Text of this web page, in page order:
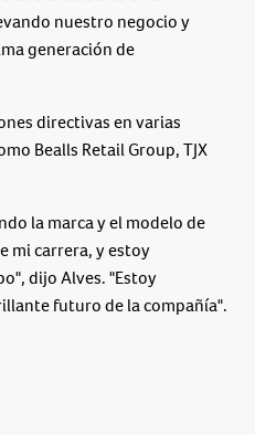
nuestro negocio y
generación de
directivas en varias
Bealls Retail Group, TJX
la marca y el modelo de
mi carrera, y estoy
dijo Alves. "Estoy
futuro de la compañía".